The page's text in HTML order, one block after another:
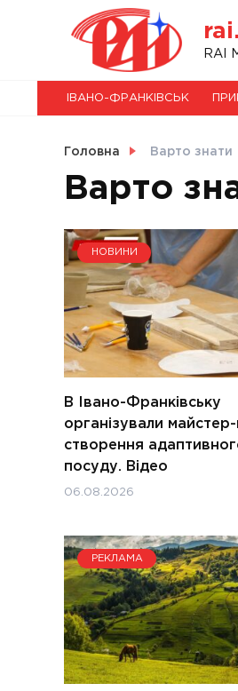
RAI
НОВИНИ
СВІТ
УКРАЇНА
ІВАНО-ФРАНКІВСЬК
Головна Варто знати
Варто
НОВИНИ
В Івано-Франківську
організували майстер-
створення
посуду. Відео
06.08.2026
РЕКЛАМА